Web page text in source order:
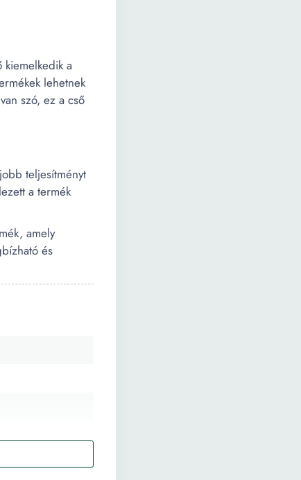
kiemelkedik a
lehetnek
szó, ez a cső
teljesítményt
a termék
amely
és